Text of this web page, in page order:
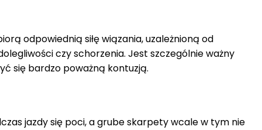
odpowiednią siłę wiązania, uzależnioną od
czy schorzenia. Jest szczególnie ważny
się bardzo poważną kontuzją.
jazdy się poci, a grube skarpety wcale w tym nie